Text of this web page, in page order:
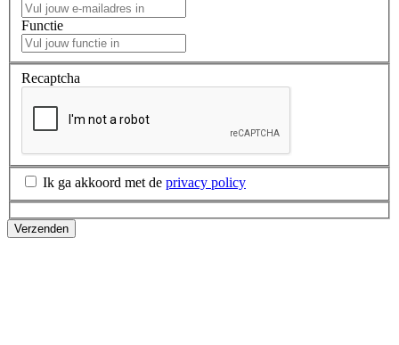
Functie
Recaptcha
Ik ga akkoord met de privacy policy